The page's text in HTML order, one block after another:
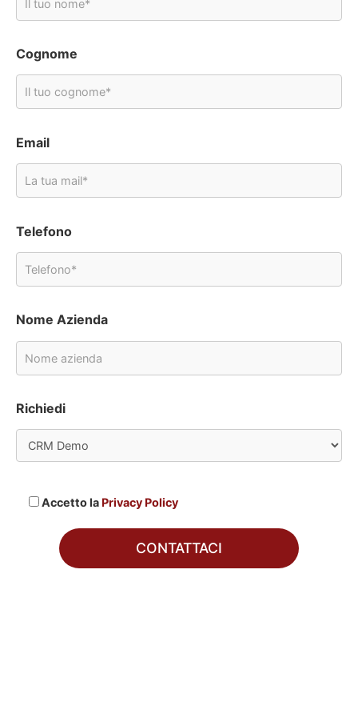
Cognome
Email
Telefono
Nome Azienda
Richiedi
Accetto la Privacy Policy